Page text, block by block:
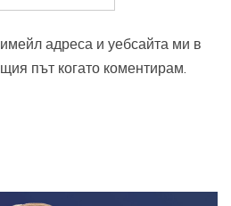
адреса и уебсайта ми в
път когато коментирам.